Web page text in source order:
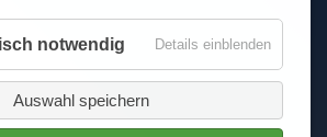
notwendig Details einblenden
Auswahl speichern